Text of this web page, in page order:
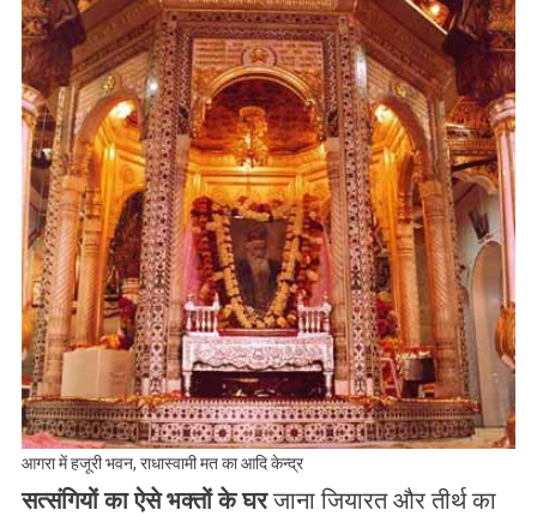
आगरा में हजूरी भवन, राधास्वामी मत का आदि केन्द्र
सत्संगियों का ऐसे भक्तों के घरजाना जियारत और तीर्थ का